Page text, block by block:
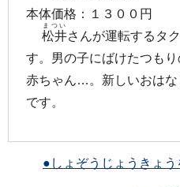
本体価格：１３００円
松井
まつい
さんが運転するタ
す。男の子にばけたつも
赤ちゃん…。新しいおは
です。
●しょぞうじょうきょう